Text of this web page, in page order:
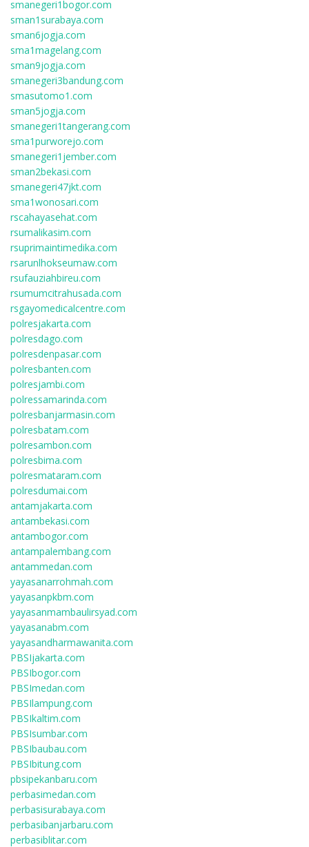
smanegeri1bogor.com
sman1surabaya.com
sman6jogja.com
sma1magelang.com
sman9jogja.com
smanegeri3bandung.com
smasutomo1.com
sman5jogja.com
smanegeri1tangerang.com
sma1purworejo.com
smanegeri1jember.com
sman2bekasi.com
smanegeri47jkt.com
sma1wonosari.com
rscahayasehat.com
rsumalikasim.com
rsuprimaintimedika.com
rsarunlhokseumaw.com
rsufauziahbireu.com
rsumumcitrahusada.com
rsgayomedicalcentre.com
polresjakarta.com
polresdago.com
polresdenpasar.com
polresbanten.com
polresjambi.com
polressamarinda.com
polresbanjarmasin.com
polresbatam.com
polresambon.com
polresbima.com
polresmataram.com
polresdumai.com
antamjakarta.com
antambekasi.com
antambogor.com
antampalembang.com
antammedan.com
yayasanarrohmah.com
yayasanpkbm.com
yayasanmambaulirsyad.com
yayasanabm.com
yayasandharmawanita.com
PBSIjakarta.com
PBSIbogor.com
PBSImedan.com
PBSIlampung.com
PBSIkaltim.com
PBSIsumbar.com
PBSIbaubau.com
PBSIbitung.com
pbsipekanbaru.com
perbasimedan.com
perbasisurabaya.com
perbasibanjarbaru.com
perbasiblitar.com